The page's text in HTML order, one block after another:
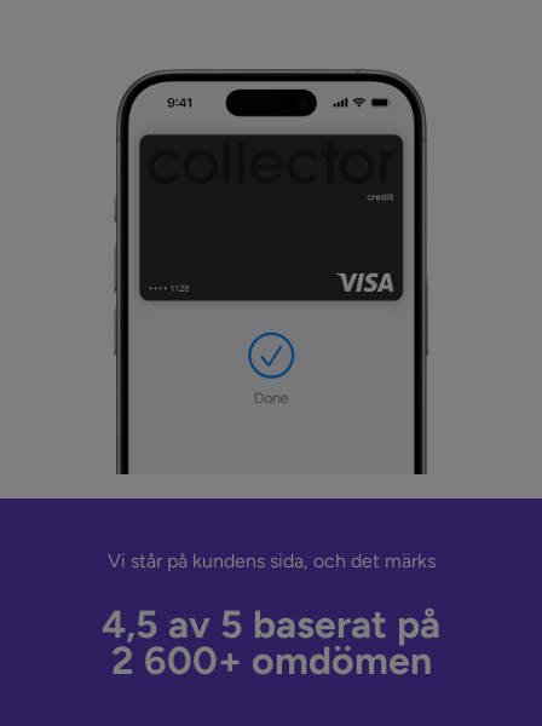
Vi står på kundens sida, och det märks
4,5 av 5 baserat på
2 600+ omdömen